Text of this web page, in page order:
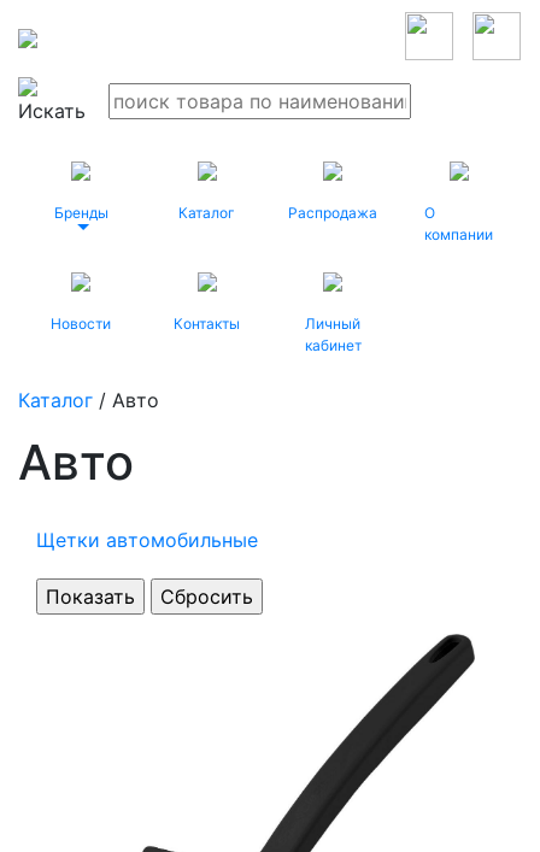
Бренды Каталог Распродажа
О
компании
Новости Контакты
Личный
кабинет
Каталог / Авто
Авто
Щетки автомобильные